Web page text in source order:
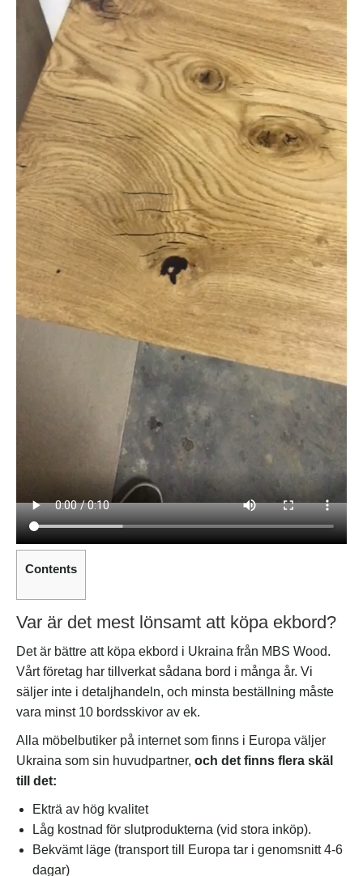
Contents
Var är det mest lönsamt att köpa ekbord?
Det är bättre att köpa ekbord i Ukraina från MBS Wood.
Vårt företag har tillverkat sådana bord i många år. Vi
säljer inte i detaljhandeln, och minsta beställning måste
vara minst 10 bordsskivor av ek.
Alla möbelbutiker på internet som finns i Europa väljer
Ukraina som sin huvudpartner, och det finns flera skäl
till det:
Ekträ av hög kvalitet
Låg kostnad för slutprodukterna (vid stora inköp).
Bekvämt läge (transport till Europa tar i genomsnitt 4-6
dagar)